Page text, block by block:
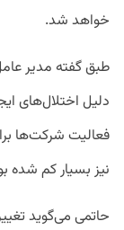
خواهد شد.
طبق گفته مدیر
دلیل اختلال‌های
فعالیت شرکت‌ها
نیز بسیار کم شده
حاتمی می‌گوید